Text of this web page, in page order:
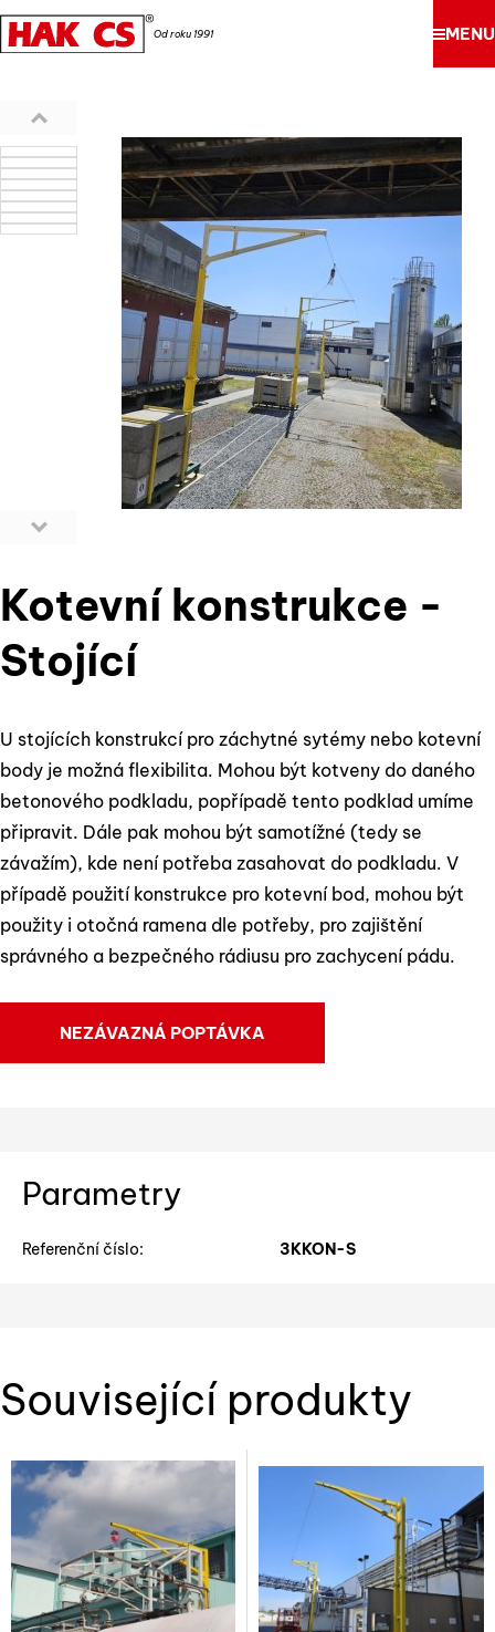
Od roku 1991 MENU
Kotevní konstrukce -
Stojící
U stojících konstrukcí pro záchytné sytémy nebo kotevní
body je možná flexibilita. Mohou být kotveny do daného
betonového podkladu, popřípadě tento podklad umíme
připravit. Dále pak mohou být samotížné (tedy se
závažím), kde není potřeba zasahovat do podkladu. V
případě použití konstrukce pro kotevní bod, mohou být
použity i otočná ramena dle potřeby, pro zajištění
správného a bezpečného rádiusu pro zachycení pádu.
NEZÁVAZNÁ POPTÁVKA
Parametry
Referenční číslo: 3KKON-S
Související produkty